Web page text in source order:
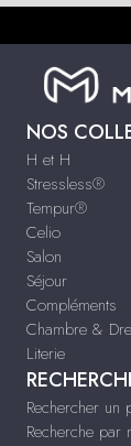
NOS
H et H
Stressless®
Tempur®
Celio
Salon
Séjour
Compléments
Chambre &
Literie
Rechercher un
Recherche par